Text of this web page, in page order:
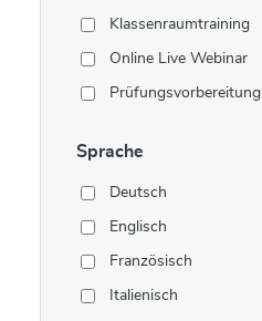
Klassenraumtraining
Online Live Webinar
Prüfungsvorbereitung
Sprache
Deutsch
Englisch
Französisch
Italienisch